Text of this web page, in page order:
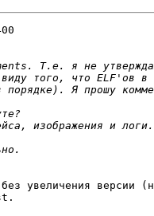
увеличения версии